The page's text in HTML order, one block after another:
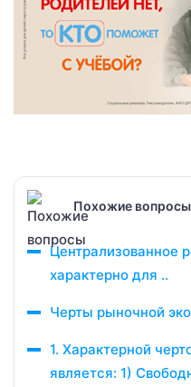
Похожие вопросы
Централизованное
характерно для ..
Черты рыночной
1. Характерной
является: 1)